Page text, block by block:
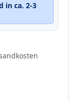
in ca. 2-3